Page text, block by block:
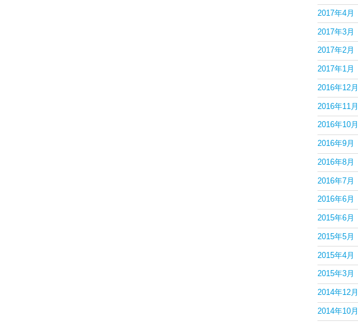
2017年4月
2017年3月
2017年2月
2017年1月
2016年12月
2016年11月
2016年10月
2016年9月
2016年8月
2016年7月
2016年6月
2015年6月
2015年5月
2015年4月
2015年3月
2014年12月
2014年10月